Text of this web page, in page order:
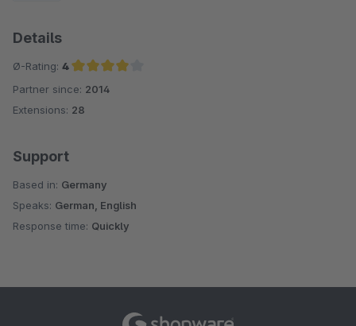
Details
Ø-Rating: 4
Average rating of 4 out of 5 stars
Partner since: 2014
Extensions: 28
Support
Based in: Germany
Speaks: German, English
Response time: Quickly